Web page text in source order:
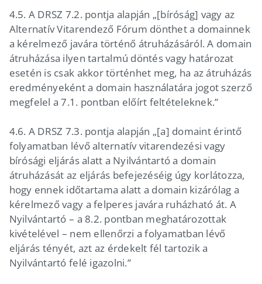
4.5. A DRSZ 7.2. pontja alapján „[bíróság] vagy az
Alternatív Vitarendező Fórum dönthet a domainnek
a kérelmező javára történő átruházásáról. A domain
átruházása ilyen tartalmú döntés vagy határozat
esetén is csak akkor történhet meg, ha az átruházás
eredményeként a domain használatára jogot szerző
megfelel a 7.1. pontban előírt feltételeknek.”
4.6. A DRSZ 7.3. pontja alapján „[a] domaint érintő
folyamatban lévő alternatív vitarendezési vagy
bírósági eljárás alatt a Nyilvántartó a domain
átruházását az eljárás befejezéséig úgy korlátozza,
hogy ennek időtartama alatt a domain kizárólag a
kérelmező vagy a felperes javára ruházható át. A
Nyilvántartó – a 8.2. pontban meghatározottak
kivételével – nem ellenőrzi a folyamatban lévő
eljárás tényét, azt az érdekelt fél tartozik a
Nyilvántartó felé igazolni.”